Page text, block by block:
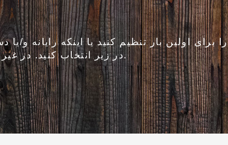
اولین بار تنظیم کنید یا اینکه رایانه و/
در زیر انتخاب کنید. در غیر اینصورت لطفاً یکی از گزینه های دیگر را در زیر انتخاب کنید.